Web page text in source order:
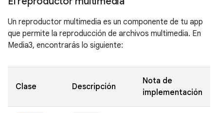
Un reproductor multimedia es un componente de tu app
que permite la reproducción de archivos multimedia. En
Media3, encontrarás lo siguiente:
Clase Descripción
Nota de
implementación